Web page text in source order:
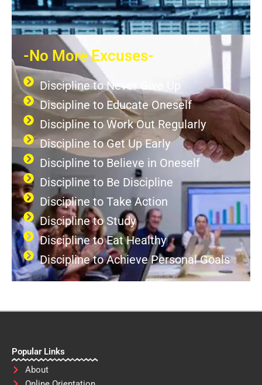
-No More Excuses-
Discipline to Never Give Up
Discipline to Educate Oneself
Discipline to Work Out Regularly
Discipline to Get Up Early
Discipline to Believe in Oneself
Discipline to Be Discipline
Discipline to Take Action
Discipline to Study
Discipline to Eat Healthy
Discipline to Achieve Personal Goals
Popular Links
About